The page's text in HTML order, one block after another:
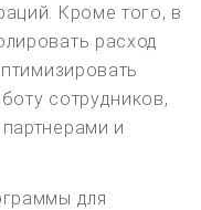
Кроме того, в
расход
сотрудников,
и
для